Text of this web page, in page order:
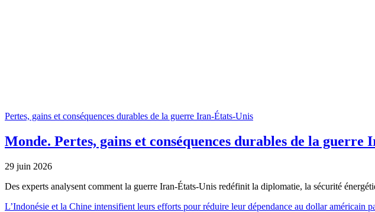
Pertes, gains et conséquences durables de la guerre Iran-États-Unis
Monde. Pertes, gains et conséquences durables de la guerre
29 juin 2026
Des experts analysent comment la guerre Iran-États-Unis redéfinit la diplomatie, la sécurité
L’Indonésie et la Chine intensifient leurs efforts pour réduire leur dépendance au dollar américain